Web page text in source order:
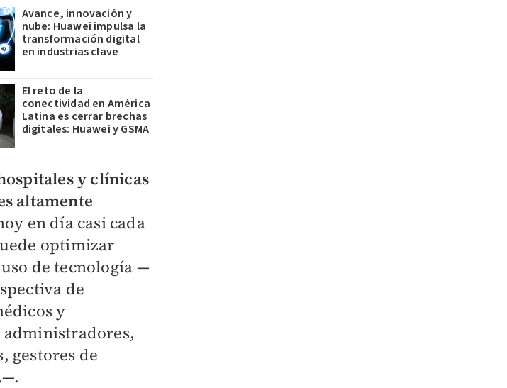
Avance, innovación y
nube: Huawei impulsa la
transformación digital
en industrias clave
El reto de la
conectividad en América
Latina es cerrar brechas
digitales: Huawei y GSMA
y clínicas
altamente
en día casi cada
optimizar
de tecnología —
de
y
gestores de